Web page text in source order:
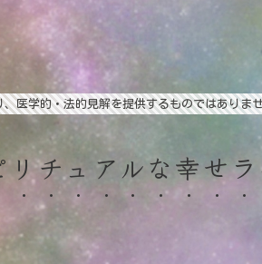
医学的・法的見解を提供するものではありま
リチュアルな幸せラ